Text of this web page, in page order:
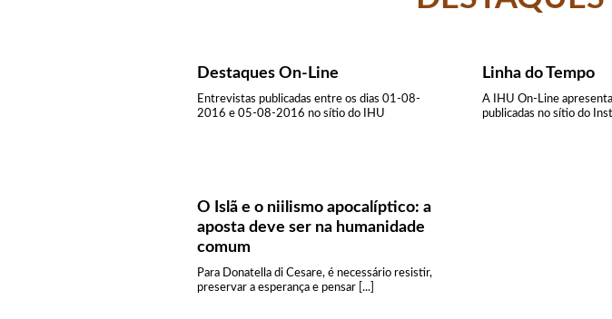
Destaques On-Line
Entrevistas publicadas entre os dias 01-08-
2016 e 05-08-2016 no sítio do IHU
Linha do Tempo
A IHU On-Line
publicadas no sítio do
O Islã e o niilismo apocalíptico: a
aposta deve ser na humanidade
comum
Para Donatella di Cesare, é necessário resistir,
preservar a esperança e pensar [...]